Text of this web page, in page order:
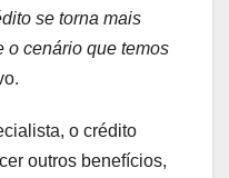
se torna mais
o cenário que temos
o crédito
outros benefícios,